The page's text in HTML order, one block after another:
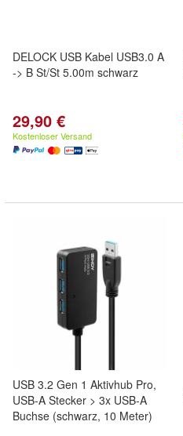
DELOCK USB Kabel USB3.0 A
-> B St/St 5.00m schwarz
29,90 €
Kostenloser Versand
USB 3.2 Gen 1 Aktivhub Pro,
USB-A Stecker > 3x USB-A
Buchse (schwarz, 10 Meter)